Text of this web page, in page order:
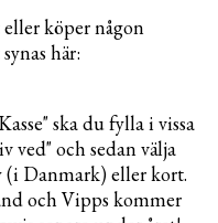
köper någon
här:
ska du fylla i vissa
ved" och sedan välja
Danmark) eller kort.
och Vipps kommer